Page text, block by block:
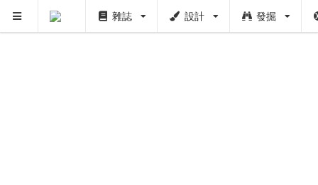
雜誌 設計 發掘